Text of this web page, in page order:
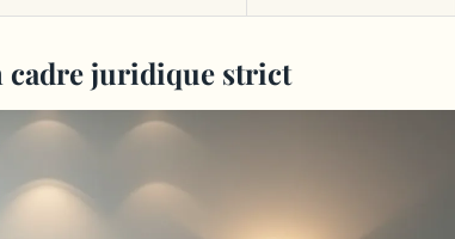
cadre juridique strict